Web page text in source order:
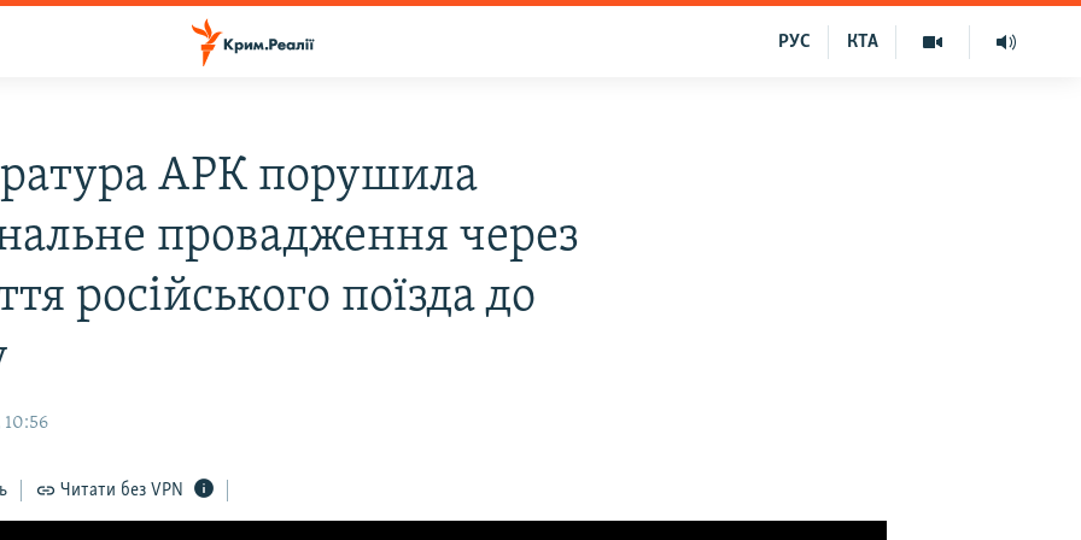
КТА
РУС
АРК порушила
провадження через
російського поїзда до
10:56
Читати без VPN